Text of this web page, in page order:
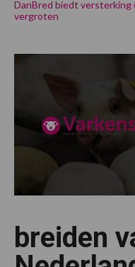
DanBred biedt versterking
vergroten
breiden